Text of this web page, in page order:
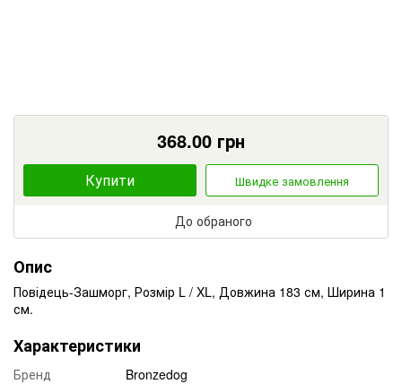
368.00 грн
Купити Швидке замовлення
До обраного
Опис
Повідець-Зашморг, Розмір L / XL, Довжина 183 см, Ширина 1
см.
Характеристики
Бренд Bronzedog